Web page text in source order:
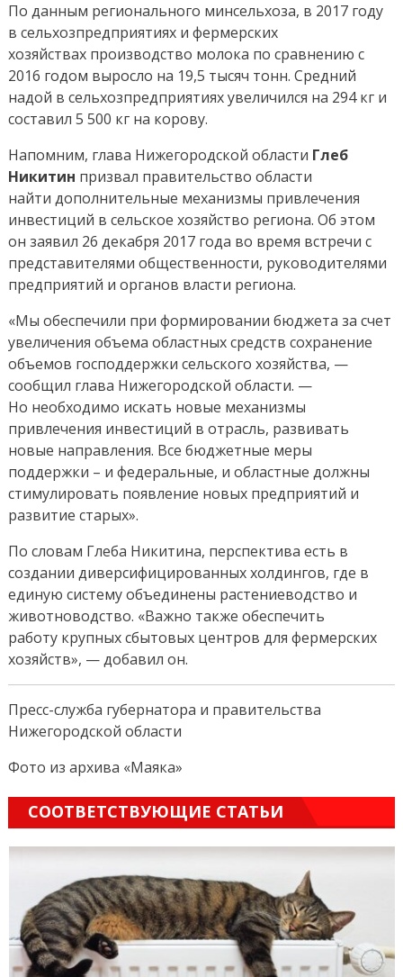
По данным регионального минсельхоза, в 2017 году
в сельхозпредприятиях и фермерских
хозяйствах производство молока по сравнению с
2016 годом выросло на 19,5 тысяч тонн. Средний
надой в сельхозпредприятиях увеличился на 294 кг и
составил 5 500 кг на корову.
Напомним, глава Нижегородской области Глеб
Никитин призвал правительство области
найти дополнительные механизмы привлечения
инвестиций в сельское хозяйство региона. Об этом
он заявил 26 декабря 2017 года во время встречи с
представителями общественности, руководителями
предприятий и органов власти региона.
«Мы обеспечили при формировании бюджета за счет
увеличения объема областных средств сохранение
объемов господдержки сельского хозяйства, —
сообщил глава Нижегородской области. —
Но необходимо искать новые механизмы
привлечения инвестиций в отрасль, развивать
новые направления. Все бюджетные меры
поддержки – и федеральные, и областные должны
стимулировать появление новых предприятий и
развитие старых».
По словам Глеба Никитина, перспектива есть в
создании диверсифицированных холдингов, где в
единую систему объединены растениеводство и
животноводство. «Важно также обеспечить
работу крупных сбытовых центров для фермерских
хозяйств», — добавил он.
Пресс-служба губернатора и правительства
Нижегородской области
Фото из архива «Маяка»
СООТВЕТСТВУЮЩИЕ СТАТЬИ